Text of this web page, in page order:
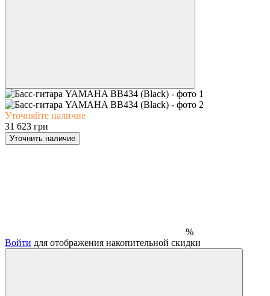
Уточняйте наличие
31 623 грн
Уточнить наличие
%
Войти для отображения накопительной скидки